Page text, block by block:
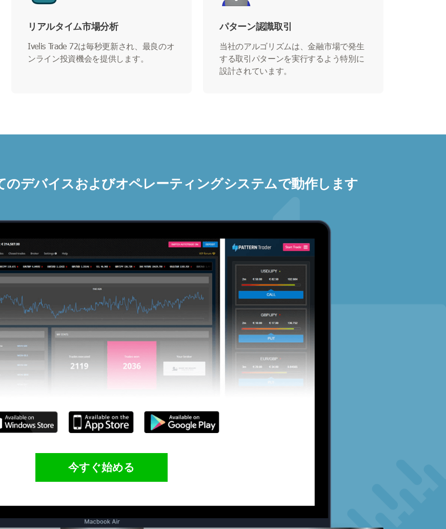
リアルタイム市場分析
Ivelis Trade 72は毎秒更新され、最良のオ
ンライン投資機会を提供します。
パターン認識取引
当社のアルゴリズムは、金融市場で発生
する取引パターンを実行するよう特別に
設計されています。
デバイスおよびオペレーティングシステムで動作します
今すぐ始める